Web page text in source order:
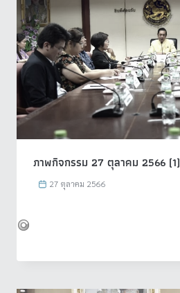
ภาพกิจกรรม 27 ตุลาคม 2566 (1)
27 ตุลาคม 2566